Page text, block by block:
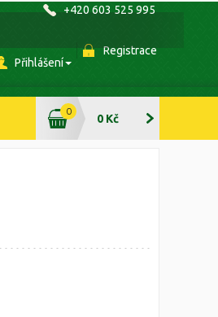
+420 603 525 995
Přihlášení
Registrace
0
0 Kč